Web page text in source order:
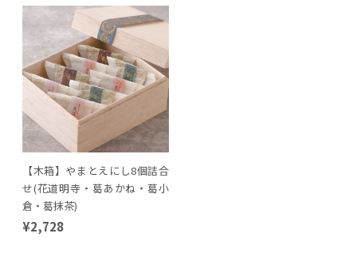
【木箱】やまとえにし8個詰合
せ(花道明寺・葛あかね・葛小
倉・葛抹茶)
¥2,728